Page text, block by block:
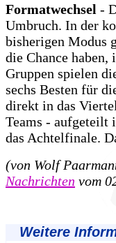
Formatwechsel -
Umbruch. In der
bisherigen Modus
die Chance
Gruppen spielen
sechs Besten für
direkt in das
Teams - aufgeteilt
das Achtelfinale.
(von Wolf
Nachrichten vom
Weitere